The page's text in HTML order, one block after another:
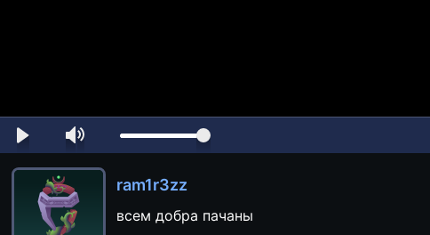
ram1r3zz
всем добра пачаны